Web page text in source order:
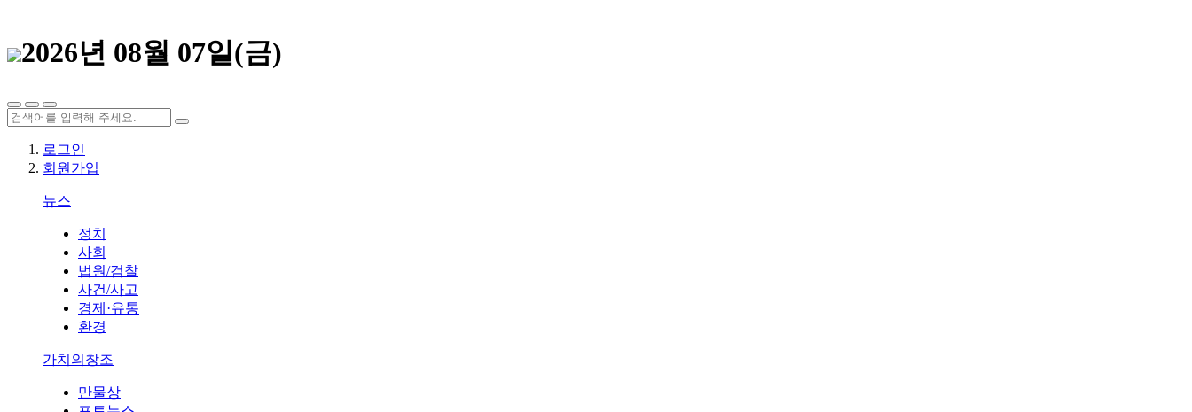
2026년 08월 07일(금)
로그인
회원가입
뉴스
정치
사회
법원/검찰
사건/사고
경제·유통
환경
가치의창조
만물상